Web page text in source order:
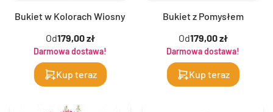
Bukiet w Kolorach Wiosny
Od179,00 zł
Darmowa dostawa!
Kup teraz
Bukiet z Pomysłem
Od179,00 zł
Darmowa dostawa!
Kup teraz